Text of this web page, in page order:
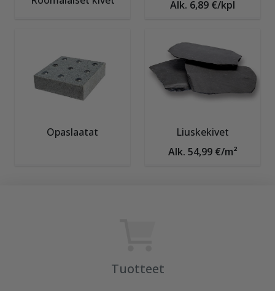
Alk. 6,89 €/kpl
Opaslaatat
Liuskekivet
Alk. 54,99 €/m²
Tuotteet